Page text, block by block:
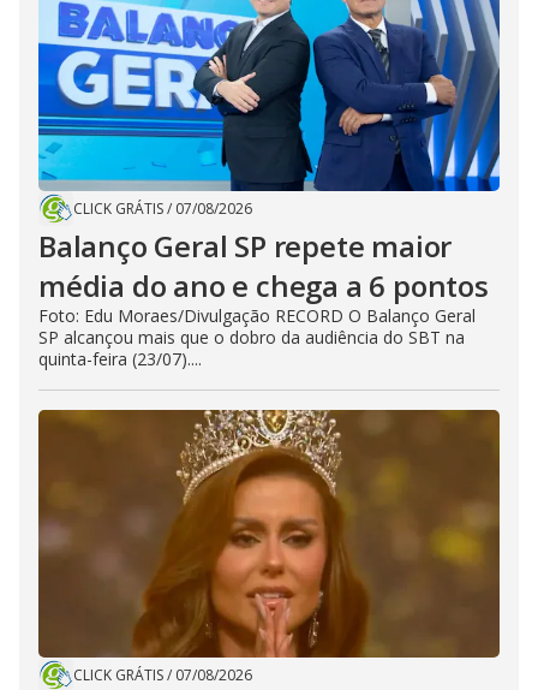
CLICK GRÁTIS/ 07/08/2026
Balanço Geral SP repete maior
média do ano e chega a 6 pontos
Foto: Edu Moraes/Divulgação RECORD O Balanço Geral
SP alcançou mais que o dobro da audiência do SBT na
quinta-feira (23/07)....
CLICK GRÁTIS/ 07/08/2026